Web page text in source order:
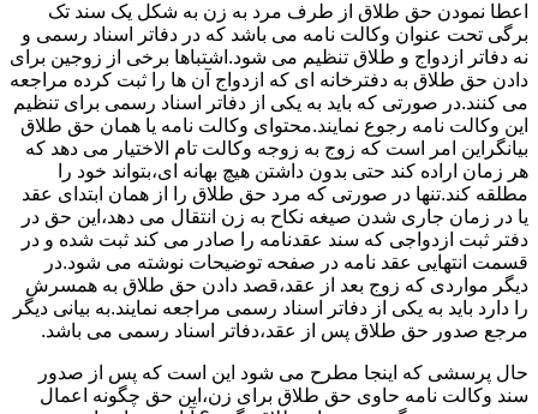
اعطا نمودن حق طلاق از طرف مرد به زن به شکل یک سند تک
برگی تحت عنوان وکالت نامه می باشد که در دفاتر اسناد رسمی و
نه دفاتر ازدواج و طلاق تنظیم می شود.اشتباها برخی از زوجین برای
دادن حق طلاق به دفترخانه ای که ازدواج آن ها را ثبت کرده مراجعه
می کنند.در صورتی که باید به یکی از دفاتر اسناد رسمی برای تنظیم
این وکالت نامه رجوع نمایند.محتوای وکالت نامه یا همان حق طلاق
بیانگراین امر است که زوج به زوجه وکالت تام الاختیار می دهد که
هر زمان اراده کند حتی بدون داشتن هیچ بهانه ای،بتواند خود را
مطلقه کند.تنها در صورتی که مرد حق طلاق را از همان ابتدای عقد
یا در زمان جاری شدن صیغه نکاح به زن انتقال می دهد،این حق در
دفتر ثبت ازدواجی که سند عقدنامه را صادر می کند ثبت شده و در
قسمت انتهایی عقد نامه در صفحه توضیحات نوشته می شود.در
دیگر مواردی که زوج بعد از عقد،قصد دادن حق طلاق به همسرش
را دارد باید به یکی از دفاتر اسناد رسمی مراجعه نمایند.به بیانی دیگر
مرجع صدور حق طلاق پس از عقد،دفاتر اسناد رسمی می باشد.
حال پرسشی که اینجا مطرح می شود این است که پس از صدور
سند وکالت نامه حاوی حق طلاق برای زن،این حق چگونه اعمال